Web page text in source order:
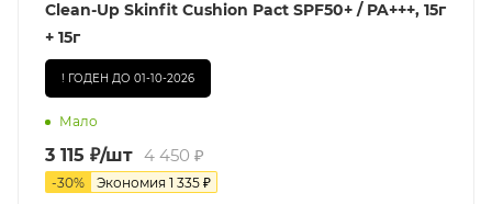
Clean-Up Skinfit Cushion Pact SPF50+ / PA+++, 15г
+ 15г
! ГОДЕН ДО 01-10-2026
Мало
3 115 ₽/шт 4 450 ₽
-30% Экономия 1 335 ₽